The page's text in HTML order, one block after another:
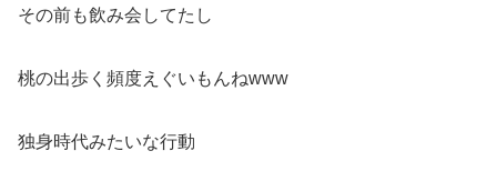
その前も飲み会してたし
桃の出歩く頻度えぐいもんねwww
独身時代みたいな行動